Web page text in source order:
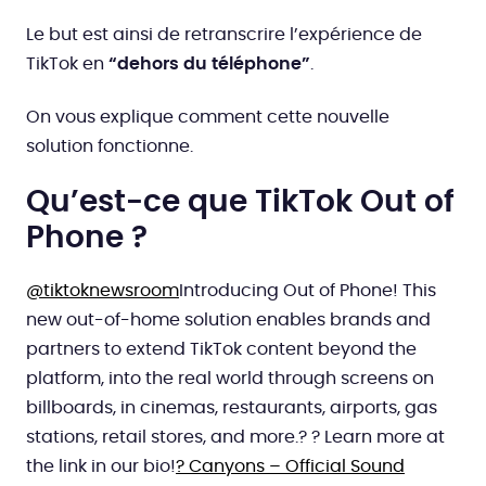
Le but est ainsi de retranscrire l’expérience de
TikTok en “dehors du téléphone”
On vous explique comment cette nouvelle
solution fonctionne.
Qu’est-ce que TikTok Out of
Phone ?
@tiktoknewsroom Introducing Out of Phone! This
new out-of-home solution enables brands and
partners to extend TikTok content beyond the
platform, into the real world through screens on
billboards, in cinemas, restaurants, airports, gas
stations, retail stores, and more.? ? Learn more at
the link in our bio!? Canyons – Official Sound